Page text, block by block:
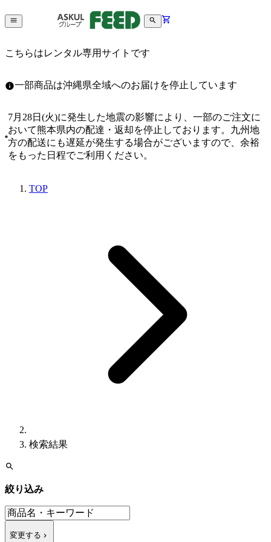
こちらはレンタル専用サイトです
一部商品は沖縄県全域へのお届けを停止しています
7月28日(火)に発生した地震の影響により、一部のご注文に
おいて熊本県内の配達・返却を停止しております。九州地
方の配送にも遅延が発生する場合がございますので、余裕
をもった日程でご利用ください。
TOP
検索結果
絞り込み
変更する